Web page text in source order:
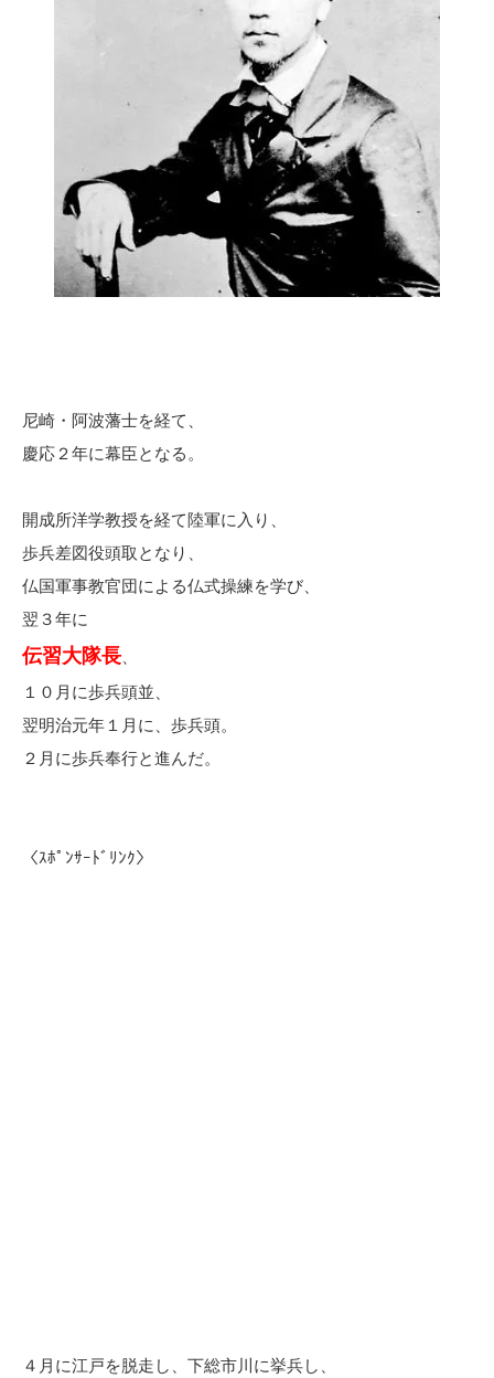
尼崎・阿波藩士を経て、
慶応２年に幕臣となる。
開成所洋学教授を経て陸軍に入り、
歩兵差図役頭取となり、
仏国軍事教官団による仏式操練を学び、
翌３年に
伝習大隊長
１０月に歩兵頭並、
翌明治元年１月に、歩兵頭。
２月に歩兵奉行と進んだ。
〈ｽﾎﾟﾝｻｰﾄﾞﾘﾝｸ〉
４月に江戸を脱走し、下総市川に挙兵し、